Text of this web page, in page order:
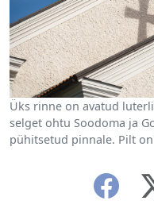
Üks rinne on avatud
selget ohtu Soodoma ja
pühitsetud pinnale. Pilt